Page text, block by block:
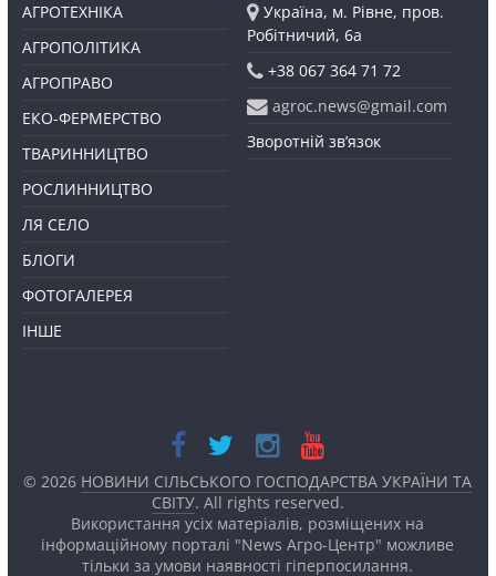
АГРОТЕХНІКА
АГРОПОЛІТИКА
АГРОПРАВО
ЕКО-ФЕРМЕРСТВО
ТВАРИННИЦТВО
РОСЛИННИЦТВО
ЛЯ СЕЛО
БЛОГИ
ФОТОГАЛЕРЕЯ
ІНШЕ
Україна, м. Рівне, пров.
Робітничий, 6а
+38 067 364 71 72
agroc.news@gmail.com
Зворотній зв’язок
© 2026 НОВИНИ СІЛЬСЬКОГО ГОСПОДАРСТВА УКРАЇНИ ТА
СВІТУ. All rights reserved.
Використання усіх матеріалів, розміщених на
інформаційному порталі "News Агро-Центр" можливе
тільки за умови наявності гіперпосилання.